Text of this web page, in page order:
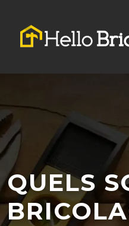
QUELS